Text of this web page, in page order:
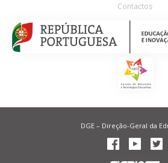
Contactos
DGE – Direção-Geral da